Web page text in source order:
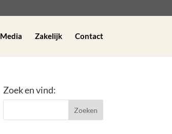
Media Zakelijk Contact
Zoek en vind: